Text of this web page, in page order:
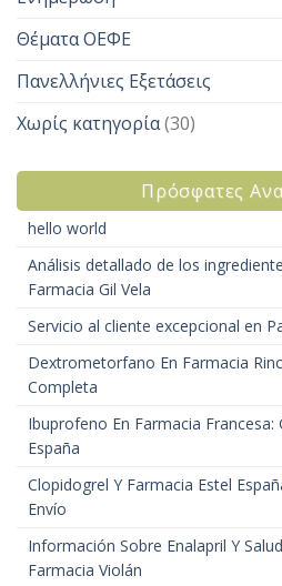
Θέματα ΟΕΦΕ
Πανελλήνιες Εξετάσεις
Χωρίς κατηγορία(30)
Πρόσφατες
hello world
Análisis detallado de los
Farmacia Gil Vela
Servicio al cliente excepcional en
Dextrometorfano En Farmacia
Completa
Ibuprofeno En Farmacia Francesa:
España
Clopidogrel Y Farmacia Estel
Envío
Información Sobre Enalapril Y
Farmacia Violán